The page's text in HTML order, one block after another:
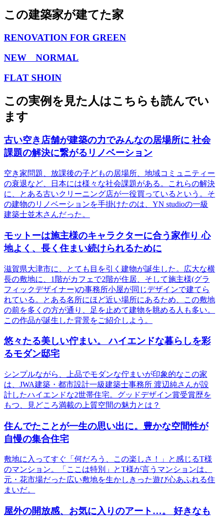
この建築家が建てた家
RENOVATION FOR GREEN
NEW NORMAL
FLAT SHOIN
この実例を見た人はこちらも読んでい
ます
古い空き店舗が建築の力でみんなの居場所に 社会
課題の解決に繋がるリノベーション
空き家問題、放課後の子どもの居場所、地域コミュニティー
の衰退など、日本には様々な社会課題がある。これらの解決
に、とある古いクリーニング店が一役買っているという。そ
の建物のリノベーションを手掛けたのは、YN studioの一級
建築士並木さんだった。
モットーは施主様のキャラクターに合う家作り 心
地よく、長く住まい続けられるために
滋賀県大津市に、とても目を引く建物が誕生した。広大な横
長の敷地に、1階がカフェで2階が住居、そして施主様(グラ
フィックデザイナー)の事務所小屋が同じデザインで建てら
れている。とある名所にほど近い場所にあるため、この敷地
の前を多くの方が通り、足を止めて建物を眺める人も多い。
この作品が誕生した背景をご紹介しよう。
悠々たる美しい佇まい。 ハイエンドな暮らしを彩
るモダン邸宅
シンプルながら、上品でモダンな佇まいが印象的なこの家
は、JWA建築・都市設計一級建築士事務所 渡辺純さんが設
計したハイエンドな2世帯住宅。グッドデザイン賞受賞歴を
もつ、見どころ満載の上質空間の魅力とは？
住んでたことが一生の思い出に。豊かな空間性が
自慢の集合住宅
敷地に入ってすぐ「何だろう、この楽しさ！」と感じるT様
のマンション。「ここは特別」とT様が言うマンションは、
元・花市場だった広い敷地を生かしきった遊び心あふれる住
まいだ。
屋外の開放感、お気に入りのアート…。 好きなも